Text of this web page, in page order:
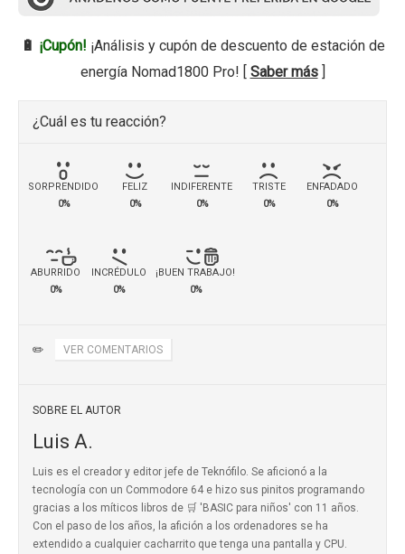
🔋 ¡Cupón! ¡Análisis y cupón de descuento de estación de
energía Nomad1800 Pro! [ Saber más]
¿Cuál es tu reacción?
SORPRENDIDO
0%
FELIZ
0%
INDIFERENTE
0%
TRISTE
0%
ENFADADO
0%
ABURRIDO
0%
INCRÉDULO
0%
¡BUEN TRABAJO!
0%
✏️ VER COMENTARIOS
SOBRE EL AUTOR
Luis A.
Luis es el creador y editor jefe de Teknófilo. Se aficionó a la
tecnología con un Commodore 64 e hizo sus pinitos programando
gracias a los míticos libros de 🛒 'BASIC para niños' con 11 años.
Con el paso de los años, la afición a los ordenadores se ha
extendido a cualquier cacharrito que tenga una pantalla y CPU.